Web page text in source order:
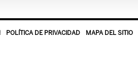
POLÍTICA DE PRIVACIDAD MAPA DEL SITIO